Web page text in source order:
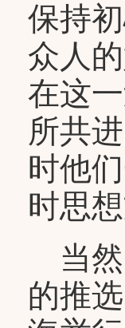
保持
众人的
在这
所共
时他
时思
当然
的推